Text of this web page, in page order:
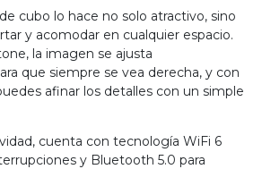
cubo lo hace no solo atractivo, sino
y acomodar en cualquier espacio.
la imagen se ajusta
que siempre se vea derecha, y con
afinar los detalles con un simple
cuenta con tecnología WiFi 6
y Bluetooth 5.0 para